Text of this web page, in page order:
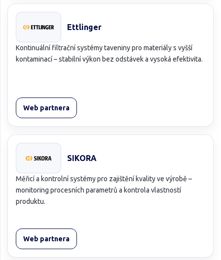
Ettlinger
Kontinuální filtrační systémy taveniny pro materiály s vyšší
kontaminací – stabilní výkon bez odstávek a vysoká efektivita.
Web partnera
SIKORA
Měřicí a kontrolní systémy pro zajištění kvality ve výrobě –
monitoring procesních parametrů a kontrola vlastností
produktu.
Web partnera